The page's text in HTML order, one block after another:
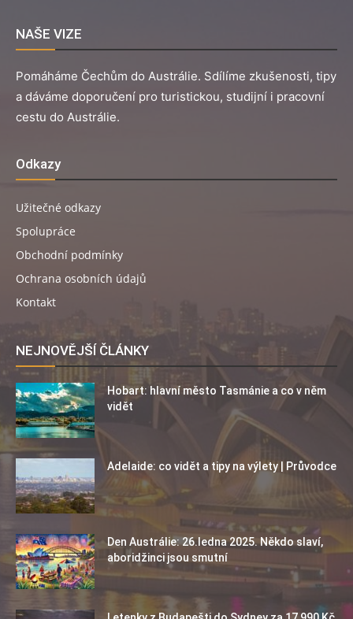
NAŠE VIZE
Pomáháme Čechům do Austrálie. Sdílíme zkušenosti, tipy
a dáváme doporučení pro turistickou, studijní i pracovní
cestu do Austrálie.
Odkazy
Užitečné odkazy
Spolupráce
Obchodní podmínky
Ochrana osobních údajů
Kontakt
NEJNOVĚJŠÍ ČLÁNKY
Hobart: hlavní město Tasmánie a co v něm
vidět
Adelaide: co vidět a tipy na výlety | Průvodce
Den Austrálie: 26.ledna 2025. Někdo slaví,
aboridžinci jsou smutní